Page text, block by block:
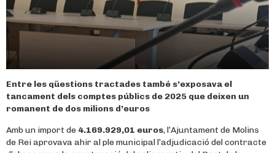
Entre les qüestions tractades també s’exposava el
tancament dels comptes públics de 2025 que deixen un
romanent de dos milions d’euros
Amb un import de 4.169.929,01 euros, l’Ajuntament de Molins
de Rei aprovava ahir al ple municipal l’adjudicació del contracte